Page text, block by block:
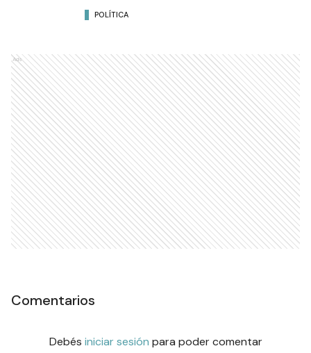
POLÍTICA
Ads
Comentarios
Debés iniciar sesión para poder comentar